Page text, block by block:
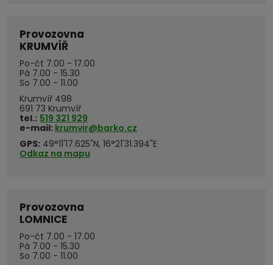
Provozovna
KRUMVÍŘ
Po-čt 7.00 - 17.00
Pá 7.00 - 15.30
So 7.00 - 11.00
Krumvíř 498
691 73 Krumvíř
tel.: 519 321 929
e-mail: krumvir@barko.cz
GPS: 49°11'17.625"N, 16°21'31.394"E
Odkaz na mapu
Provozovna
LOMNICE
Po-čt 7.00 - 17.00
Pá 7.00 - 15.30
So 7.00 - 11.00